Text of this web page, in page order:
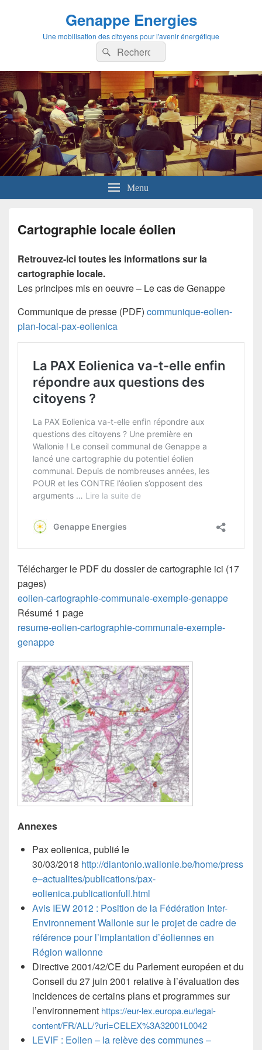
Genappe Energies
Une mobilisation des citoyens pour l'avenir énergétique
Recherche :
Rechercher
Menu
Cartographie locale éolien
Retrouvez-ici toutes les informations sur la
cartographie locale.
Les principes mis en oeuvre – Le cas de Genappe
Communique de presse (PDF) communique-eolien-
plan-local-pax-eolienica
Télécharger le PDF du dossier de cartographie ici (17
pages)
eolien-cartographie-communale-exemple-genappe
Résumé 1 page
resume-eolien-cartographie-communale-exemple-
genappe
Annexes
Pax eolienica, publié le
30/03/2018 http://diantonio.wallonie.be/home/press
e–actualites/publications/pax-
eolienica.publicationfull.html
Avis IEW 2012 : Position de la Fédération Inter-
Environnement Wallonie sur le projet de cadre de
référence pour l’implantation d’éoliennes en
Région wallonne
Directive 2001/42/CE du Parlement européen et du
Conseil du 27 juin 2001 relative à l’évaluation des
incidences de certains plans et programmes sur
l’environnement https://eur-lex.europa.eu/legal-
content/FR/ALL/?uri=CELEX%3A32001L0042
LEVIF : Eolien – la relève des communes –